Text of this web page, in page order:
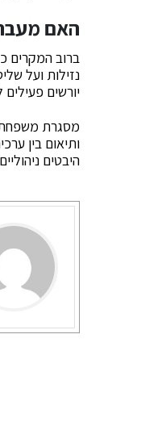
האם מעבר
ברוב המקרים
נזילות ועל
יורשים
מסגרת
ותיאום בין
היבטים